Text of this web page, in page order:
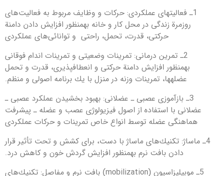
1ـ فعالیت‎های عملكردی: حركات و وظایف مربوط به فعالیت‌های
روزمرة زندگی در محل كار و خانه به‎منظور افزایش دادن دامنة
حركتی، قدرت، تحمل، راحتی و توانائی‌های عملكردی
2ـ تمرین درمانی: تمرینات وضعیتی و تمرینات اندام فوقانی
به‎منظور افزایش دامنة حركتی و انعطاف‎پذیری، قدرت و تحمل
عضله‎ها، تمرینات وزنه در منزل با یك برنامه اصولی و منظم.
3ـ بازآموزی عصبی ـ عضلانی: بهبود بخشیدن عملكرد عصبی ـ
هماهنگی عضله توسط انواع خاص تمرینات و حركات عملكردی
4ـ ماساژ: تكنیك‌های ماساژ با دست، برای كشش و تحت‎ تأثیر قرار
دادن بافت نرم به‎منظور افزایش گردش خون و كاهش درد.
5ـ موبیلیزاسیون (mobilization) بافت نرم و مفاصل: تكنیك‌های